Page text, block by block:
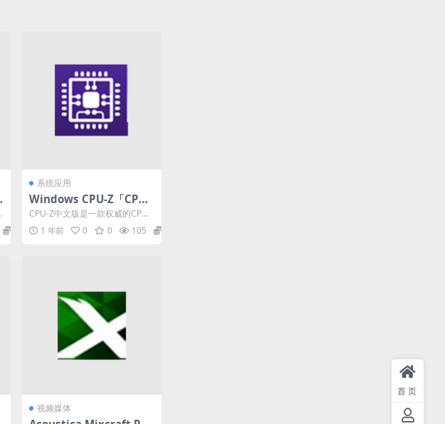
系统应用
Windows CPU-Z「CPU
检测工具」v2.14.0 简体
中文汉化版
CPU-Z中文版是一款权威的CPU
处理器检测工具.CPU-Z最新版CP
U检测工具...
1 年前 0 0 105
视频媒体
首页